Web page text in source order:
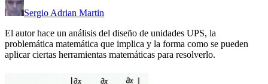
Sergio Adrian Martin
El autor hace un análisis del diseño de unidades UPS, la
problemática matemática que implica y la forma como se pueden
aplicar ciertas herramientas matemáticas para resolverlo.